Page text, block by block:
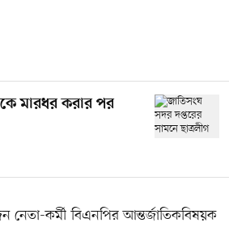
মারধর করার পর
নেতা-কর্মী বিএনপির আন্তর্জাতিকবিষয়ক